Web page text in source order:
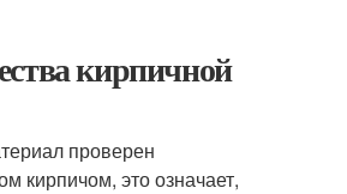
кирпичной
проверен
кирпичом, это означает,